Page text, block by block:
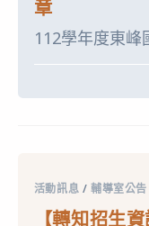
章〉
班
生
章〉
章
112學年度東
知
峰
國
中
體
活動訊息 /輔導室公告
【轉知招生